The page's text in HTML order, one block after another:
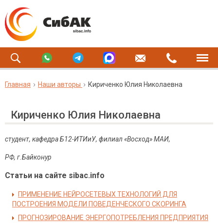
Главная Наши авторы Кириченко Юлия Николаевна
Кириченко Юлия Николаевна
студент, кафедра Б12-ИТИиУ, филиал «Восход» МАИ,
РФ, г.Байконур
Статьи на сайте sibac.info
ПРИМЕНЕНИЕ НЕЙРОСЕТЕВЫХ ТЕХНОЛОГИЙ ДЛЯ
ПОСТРОЕНИЯ МОДЕЛИ ПОВЕДЕНЧЕСКОГО СКОРИНГА
ПРОГНОЗИРОВАНИЕ ЭНЕРГОПОТРЕБЛЕНИЯ ПРЕДПРИЯТИЯ